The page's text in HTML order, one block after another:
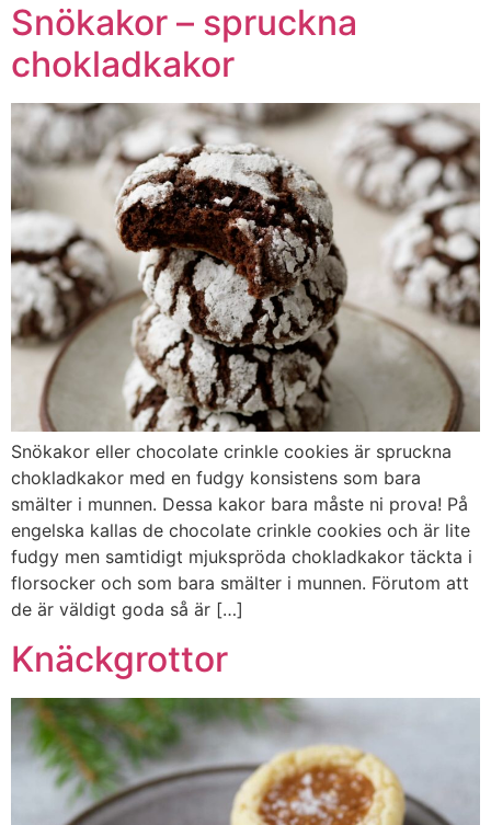
Snökakor – spruckna
chokladkakor
Snökakor eller chocolate crinkle cookies är spruckna
chokladkakor med en fudgy konsistens som bara
smälter i munnen. Dessa kakor bara måste ni prova! På
engelska kallas de chocolate crinkle cookies och är lite
fudgy men samtidigt mjukspröda chokladkakor täckta i
florsocker och som bara smälter i munnen. Förutom att
de är väldigt goda så är […]
Knäckgrottor